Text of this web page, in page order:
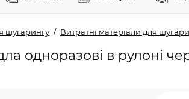
шугарингу Витратні матеріали для
одноразові в рулоні